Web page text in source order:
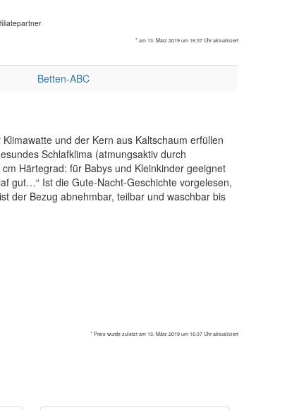
* am 13. März 2019 um 16:37 Uhr aktualisiert
Betten-ABC
und der Kern aus Kaltschaum erfüllen
Schlafklima (atmungsaktiv durch
Härtegrad: für Babys und Kleinkinder geeignet
gut…“ Ist die Gute-Nacht-Geschichte vorgelesen,
der Bezug abnehmbar, teilbar und waschbar bis
* Preis wurde zuletzt am 13. März 2019 um 16:37 Uhr aktualisiert